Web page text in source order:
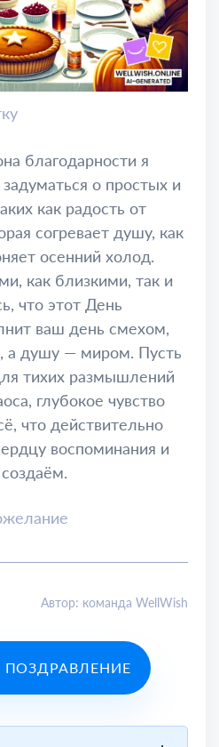
благодарности я
о простых и
как радость от
согревает душу, как
осенний холод.
как близкими, так и
что этот День
ваш день смехом,
а душу — миром. Пусть
тихих размышлений
глубокое чувство
что действительно
воспоминания и
Автор: команда WellWish
ПОЗДРАВЛЕНИЕ